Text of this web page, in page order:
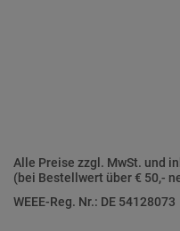
Alle Preise zzgl. MwSt. und
(bei Bestellwert über € 50,-
WEEE-Reg. Nr.: DE 54128073